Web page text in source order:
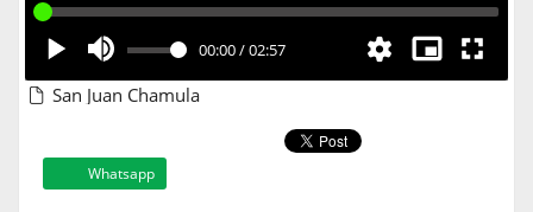
00:00/02:57
San Juan Chamula
Whatsapp